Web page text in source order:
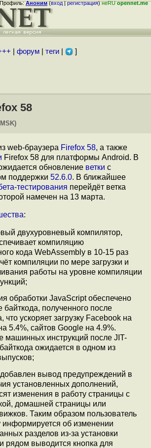
Профиль:Аноним(вход|регистрация)неRUopennet.me
форум| теги| ]
58
web-браузера Firefox 58, а также
Firefox 58 для платформы Android. В
обновление ветки с
поддержки 52.6.0. В ближайшее
тестирования перейдёт ветка
намечен на 13 марта.
:
двухуровневый компилятор,
компиляцию
кода WebAssembly в 10-15 раз
компиляции по мере загрузки и
работы на уровне компиляции
обработки JavaScript обеспечено
байткода, полученного после
что ускоряет загрузку Facebook на
5.4%, сайтов Google на 4.9%.
машинных инструкций после JIT-
ожидается в одном из
вывод предупреждений в
установленных дополнений,
изменения в работу страницы с
домашней страницы или
Таким образом пользователь
информируется об изменении
разделов из-за установки
рядом выводится кнопка для